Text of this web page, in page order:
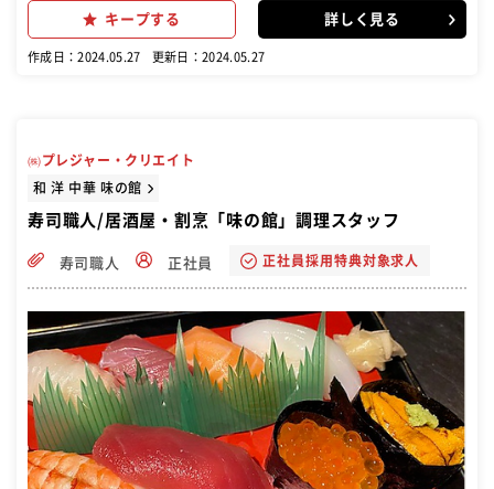
経験者でも丁寧に指導します。安心してチャレンジできます。 やる気
と前向きな姿勢があれば、成長の機会がたくさんあります。
キープする 詳しく見る
作成日：2024.05.27 更新日：2024.05.27
㈱プレジャー・クリエイト
和 洋 中華 味の館
寿司職人/居酒屋・割烹「味の館」調理スタッフ
寿司職人 正社員 正社員採用特典対象求人